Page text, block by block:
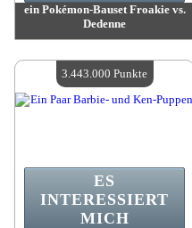
ein Pokémon-Bauset Froakie vs.
Dedenne
Verfügbare Menge:4
ES
INTERESSIERT
MICH
3.443.000 Punkte